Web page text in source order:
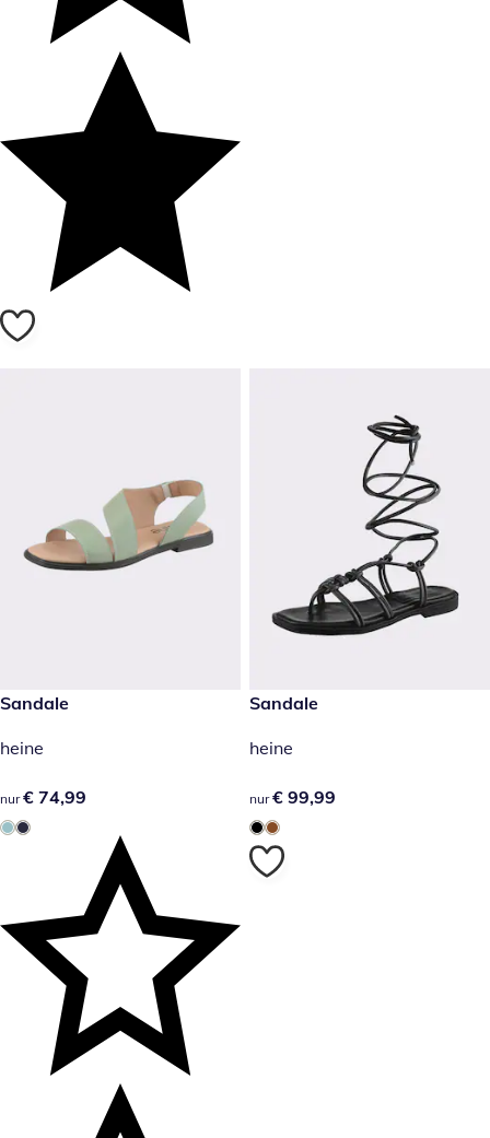
€ 74,99
Sandale
heine
€ 74,99
nur € 74,99
€ 99,99
Sandale
heine
€ 99,99
nur € 99,99